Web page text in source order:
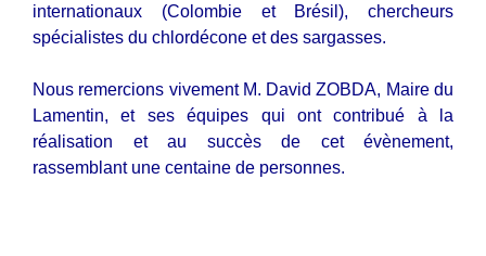
internationaux (Colombie et Brésil), chercheurs
spécialistes du chlordécone et des sargasses.
Nous remercions vivement M. David ZOBDA, Maire du
Lamentin, et ses équipes qui ont contribué à la
réalisation et au succès de cet évènement,
rassemblant une centaine de personnes.